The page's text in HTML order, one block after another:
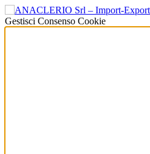
Gestisci Consenso Cookie